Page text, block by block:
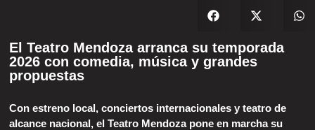
El Teatro Mendoza arranca su temporada
2026 con comedia, música y grandes
propuestas
Con estreno local, conciertos internacionales y teatro de
alcance nacional, el Teatro Mendoza pone en marcha su